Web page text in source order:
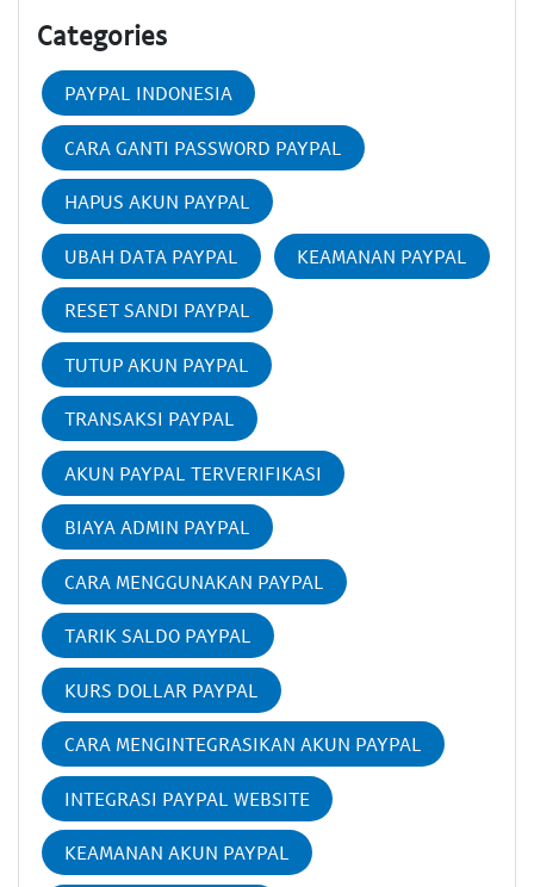
Categories
PAYPAL INDONESIA
CARA GANTI PASSWORD PAYPAL
HAPUS AKUN PAYPAL
UBAH DATA PAYPAL KEAMANAN PAYPAL
RESET SANDI PAYPAL
TUTUP AKUN PAYPAL
TRANSAKSI PAYPAL
AKUN PAYPAL TERVERIFIKASI
BIAYA ADMIN PAYPAL
CARA MENGGUNAKAN PAYPAL
TARIK SALDO PAYPAL
KURS DOLLAR PAYPAL
CARA MENGINTEGRASIKAN AKUN PAYPAL
INTEGRASI PAYPAL WEBSITE
KEAMANAN AKUN PAYPAL